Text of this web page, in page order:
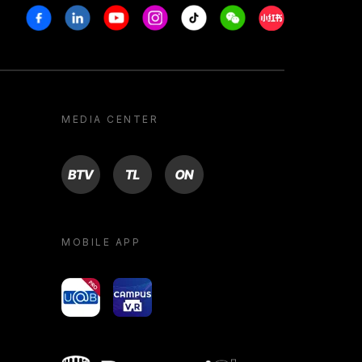
FacebookLinkedinYoutubeInstagram
Tiktok WeechatXiaohongshu/
MEDIA CENTER
BTV TL ON
MOBILE APP
yoU@B Campus VR